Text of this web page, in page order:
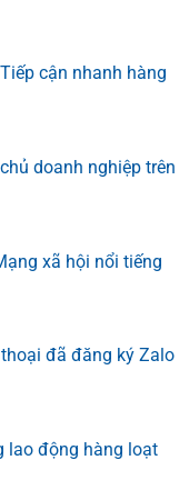
cận nhanh hàng
doanh nghiệp trên
xã hội nổi tiếng
đã đăng ký Zalo
lao động hàng loạt